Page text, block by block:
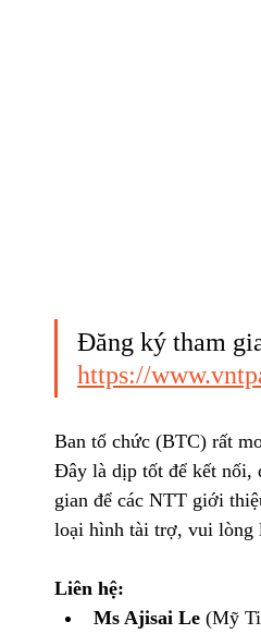
Đăng ký tham
https://
Ban tổ chức (BTC) rất
Đây là dịp tốt để kết nối,
gian để các NTT giới
loại hình tài trợ, vui lòng
Liên hệ:
Ms Ajisai Le (Mỹ